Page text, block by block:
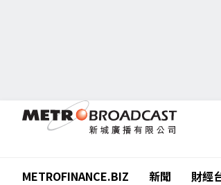
METROFINANCE.BIZ 新聞 財經